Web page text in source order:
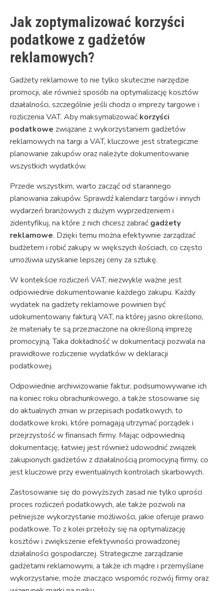
Jak zoptymalizować korzyści
podatkowe z gadżetów
reklamowych?
Gadżety reklamowe to nie tylko skuteczne narzędzie
promocji, ale również sposób na optymalizację kosztów
działalności, szczególnie jeśli chodzi o imprezy targowe i
rozliczenia VAT. Aby maksymalizować korzyści
podatkowe związane z wykorzystaniem gadżetów
reklamowych na targi a VAT, kluczowe jest strategiczne
planowanie zakupów oraz należyte dokumentowanie
wszystkich wydatków.
Przede wszystkim, warto zacząć od starannego
planowania zakupów. Sprawdź kalendarz targów i innych
wydarzeń branżowych z dużym wyprzedzeniem i
zidentyfikuj, na które z nich chcesz zabrać gadżety
reklamowe. Dzięki temu można efektywnie zarządzać
budżetem i robić zakupy w większych ilościach, co często
umożliwia uzyskanie lepszej ceny za sztukę.
W kontekście rozliczeń VAT, niezwykle ważne jest
odpowiednie dokumentowanie każdego zakupu. Każdy
wydatek na gadżety reklamowe powinien być
udokumentowany fakturą VAT, na której jasno określono,
że materiały te są przeznaczone na określoną imprezę
promocyjną. Taka dokładność w dokumentacji pozwala na
prawidłowe rozliczenie wydatków w deklaracji
podatkowej.
Odpowiednie archiwizowanie faktur, podsumowywanie ich
na koniec roku obrachunkowego, a także stosowanie się
do aktualnych zmian w przepisach podatkowych, to
dodatkowe kroki, które pomagają utrzymać porządek i
przejrzystość w finansach firmy. Mając odpowiednią
dokumentację, łatwiej jest również udowodnić związek
zakupionych gadżetów z działalnością promocyjną firmy, co
jest kluczowe przy ewentualnych kontrolach skarbowych.
Zastosowanie się do powyższych zasad nie tylko uprości
proces rozliczeń podatkowych, ale także pozwoli na
pełniejsze wykorzystanie możliwości, jakie oferuje prawo
podatkowe. To z kolei przełoży się na optymalizację
kosztów i zwiększenie efektywności prowadzonej
działalności gospodarczej. Strategiczne zarządzanie
gadżetami reklamowymi, a także ich mądre i przemyślane
wykorzystanie, może znacząco wspomóc rozwój firmy oraz